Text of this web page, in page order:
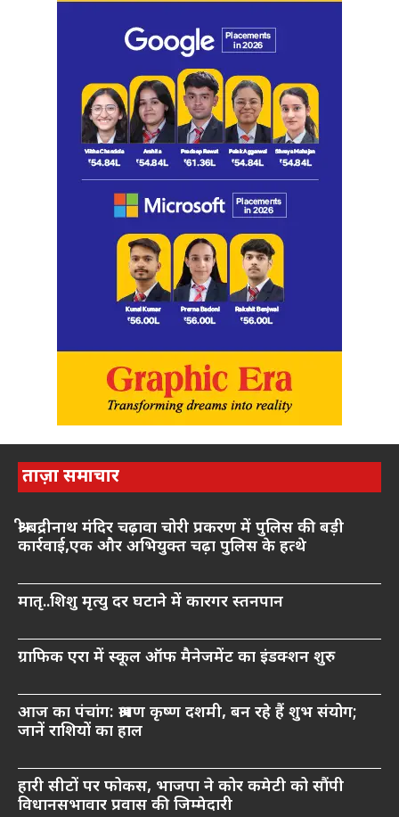
ताज़ा समाचार
श्री बद्रीनाथ मंदिर चढ़ावा चोरी प्रकरण में पुलिस की बड़ी
कार्रवाई,एक और अभियुक्त चढ़ा पुलिस के हत्थे
मातृ..शिशु मृत्यु दर घटाने में कारगर स्तनपान
ग्राफिक एरा में स्कूल ऑफ मैनेजमेंट का इंडक्शन शुरु
आज का पंचांग: श्रावण कृष्ण दशमी, बन रहे हैं शुभ संयोग;
जानें राशियों का हाल
हारी सीटों पर फोकस, भाजपा ने कोर कमेटी को सौंपी
विधानसभावार प्रवास की जिम्मेदारी